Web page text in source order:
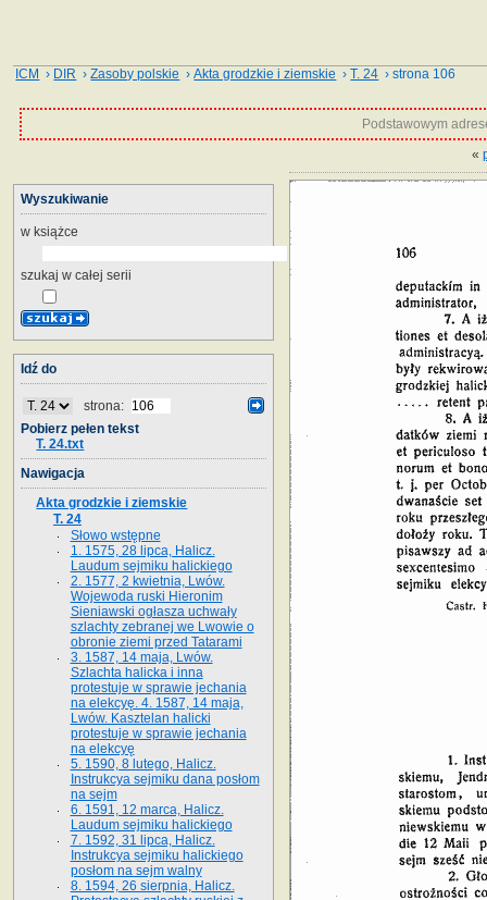
ICM › DIR ›Zasoby polskie ›Akta grodzkie i ziemskie ›T. 24 › strona 106
Podstawowym
«
Wyszukiwanie
w książce
szukaj w całej serii
Idź do
strona:
Pobierz pełen tekst
T. 24.txt
Nawigacja
Akta grodzkie i ziemskie
T. 24
Słowo wstępne
1. 1575, 28 lipca, Halicz.
Laudum sejmiku halickiego
2. 1577, 2 kwietnia, Lwów.
Wojewoda ruski Hieronim
Sieniawski ogłasza uchwały
szlachty zebranej we Lwowie o
obronie ziemi przed Tatarami
3. 1587, 14 maja, Lwów.
Szlachta halicka i inna
protestuje w sprawie jechania
na elekcyę. 4. 1587, 14 maja,
Lwów. Kasztelan halicki
protestuje w sprawie jechania
na elekcyę
5. 1590, 8 lutego, Halicz.
Instrukcya sejmiku dana posłom
na sejm
6. 1591, 12 marca, Halicz.
Laudum sejmiku halickiego
7. 1592, 31 lipca, Halicz.
Instrukcya sejmiku halickiego
posłom na sejm walny
8. 1594, 26 sierpnia, Halicz.